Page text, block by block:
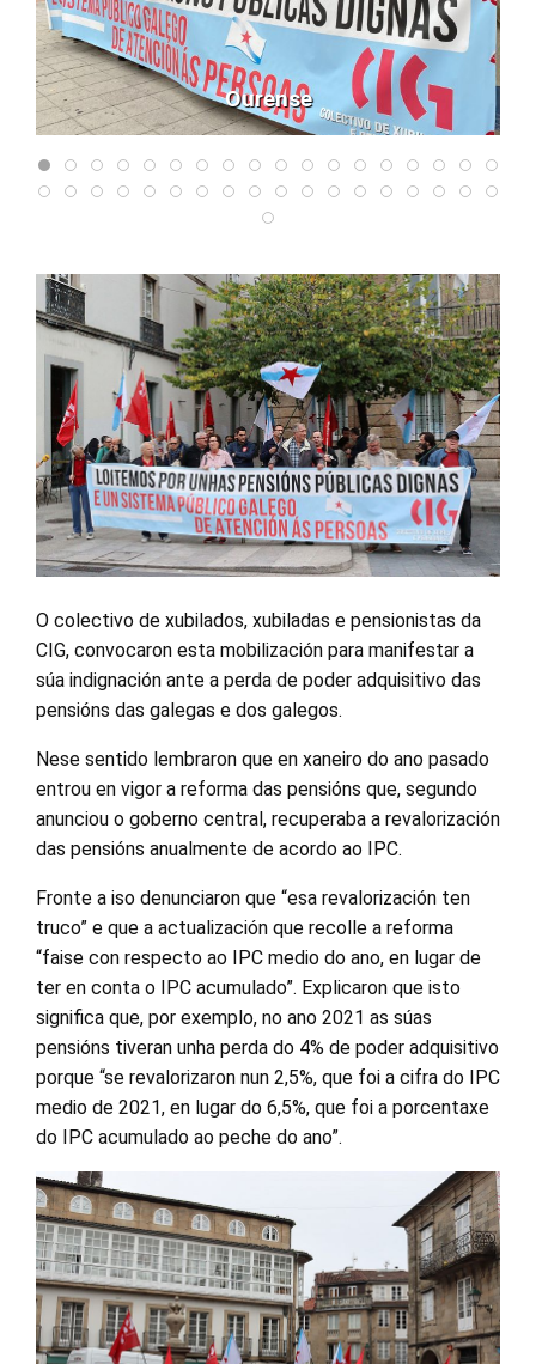
Ourense
O colectivo de xubilados, xubiladas e pensionistas da
CIG, convocaron esta mobilización para manifestar a
súa indignación ante a perda de poder adquisitivo das
pensións das galegas e dos galegos.
Nese sentido lembraron que en xaneiro do ano pasado
entrou en vigor a reforma das pensións que, segundo
anunciou o goberno central, recuperaba a revalorización
das pensións anualmente de acordo ao IPC.
Fronte a iso denunciaron que “esa revalorización ten
truco” e que a actualización que recolle a reforma
“faise con respecto ao IPC medio do ano, en lugar de
ter en conta o IPC acumulado”. Explicaron que isto
significa que, por exemplo, no ano 2021 as súas
pensións tiveran unha perda do 4% de poder adquisitivo
porque “se revalorizaron nun 2,5%, que foi a cifra do IPC
medio de 2021, en lugar do 6,5%, que foi a porcentaxe
do IPC acumulado ao peche do ano”.